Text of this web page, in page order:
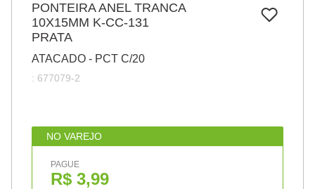
PONTEIRA ANEL TRANCA
10X15MM K-CC-131
PRATA
ATACADO - PCT C/20
: 677079-2
NO VAREJO
PAGUE
R$ 3,99
papel
cola
barbante
º pasta